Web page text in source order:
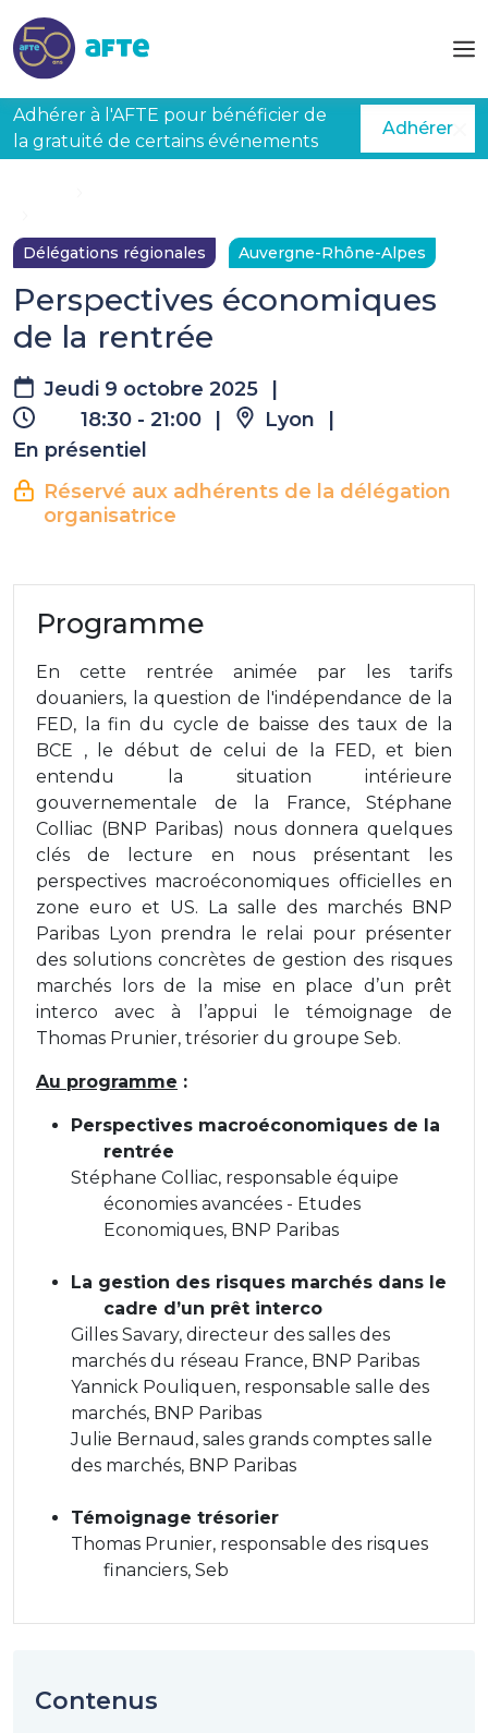
Adhérer à l'AFTE pour bénéficier de
la gratuité de certains événements
Adhérer
Délégations régionales
Auvergne-Rhône-Alpes
Perspectives économiques
de la rentrée
Jeudi 9 octobre 2025
18:30 - 21:00
Lyon
En présentiel
Réservé aux adhérents de la délégation
organisatrice
Programme
En cette rentrée animée par les tarifs
douaniers, la question de l'indépendance de la
FED, la fin du cycle de baisse des taux de la
BCE , le début de celui de la FED, et bien
entendu la situation intérieure
gouvernementale de la France, Stéphane
Colliac (BNP Paribas) nous donnera quelques
clés de lecture en nous présentant les
perspectives macroéconomiques officielles en
zone euro et US. La salle des marchés BNP
Paribas Lyon prendra le relai pour présenter
des solutions concrètes de gestion des risques
marchés lors de la mise en place d’un prêt
interco avec à l’appui le témoignage de
Thomas Prunier, trésorier du groupe Seb.
Au programme :
Perspectives macroéconomiques de la
rentrée
Stéphane Colliac, responsable équipe
économies avancées - Etudes
Economiques, BNP Paribas
La gestion des risques marchés dans le
cadre d’un prêt interco
Gilles Savary, directeur des salles des
marchés du réseau France, BNP Paribas
Yannick Pouliquen, responsable salle des
marchés, BNP Paribas
Julie Bernaud, sales grands comptes salle
des marchés, BNP Paribas
Témoignage trésorier
Thomas Prunier, responsable des risques
financiers, Seb
Contenus